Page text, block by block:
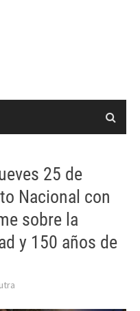
25 de
Nacional con
sobre la
y 150 años de